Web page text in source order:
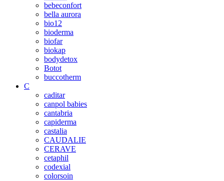
bebeconfort
bella aurora
bio12
bioderma
biofar
biokap
bodydetox
Botot
buccotherm
C
caditar
canpol babies
cantabria
capiderma
castalia
CAUDALIE
CERAVE
cetaphil
codexial
colorsoin